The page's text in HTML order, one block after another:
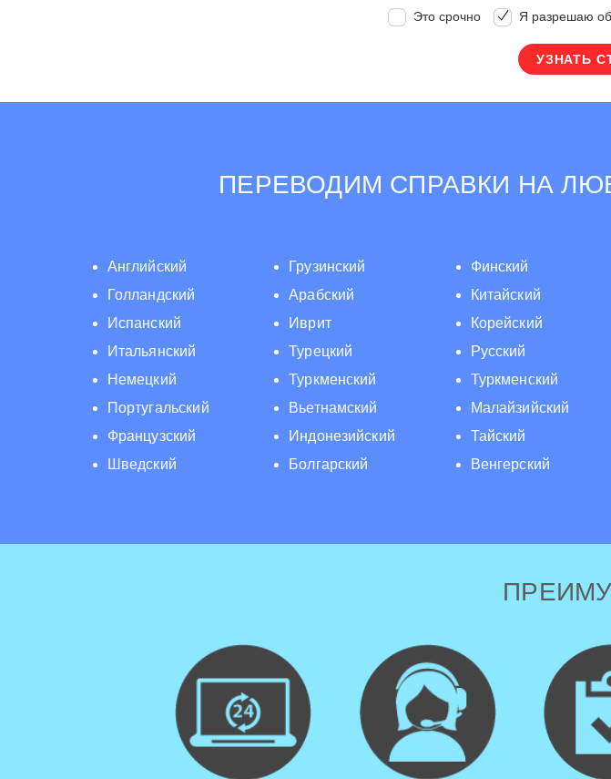
Это срочно Я разрешаю
ПЕРЕВОДИМ СПРАВКИ НА
Английский
Голландский
Испанский
Итальянский
Немецкий
Португальский
Французский
Шведский
Грузинский
Арабский
Иврит
Турецкий
Туркменский
Вьетнамский
Индонезийский
Болгарский
Финский
Китайский
Корейский
Русский
Туркменский
Малайзийский
Тайский
Венгерский